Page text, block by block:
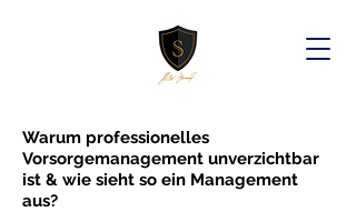
Warum professionelles
Vorsorgemanagement unverzichtbar
ist & wie sieht so ein Management
aus?